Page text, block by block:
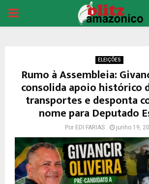
PRIMARY
ELEIÇÕES
Rumo à Assembleia:
consolida apoio histórico
transportes e desponta
nome para Deputado
Por EDI FARIAS junho 19,